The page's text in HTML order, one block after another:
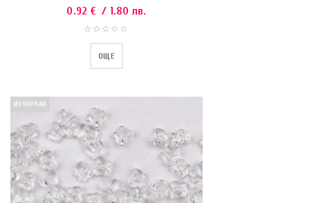
0.92 € / 1.80 лв.
ОЩЕ
ИЗЧЕРПАН